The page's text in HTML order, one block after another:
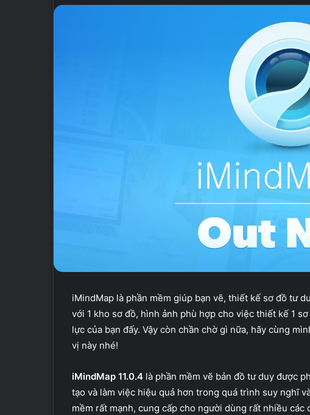
iMindMap là phần mềm giúp bạn vẽ, thiết kế sơ đồ tư
với 1 kho sơ đồ, hình ảnh phù hợp cho việc thiết kế 1
lực của bạn đấy. Vậy còn chần chờ gì nữa, hãy cùng
vị này nhé!
iMindMap 11.0.4 là phần mềm vẽ bản đồ tư duy được
tạo và làm việc hiệu quả hơn trong quá trình suy nghĩ
mềm rất mạnh, cung cấp cho người dùng rất nhiều